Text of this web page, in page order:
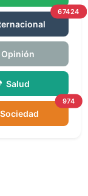
67424
Opinión
Salud
Sociedad
974